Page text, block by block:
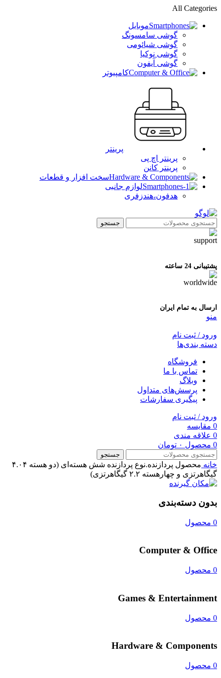
All Categories
موبایل
گوشی سامسونگ
گوشی شیائومی
گوشی نوکیا
گوشی آیفون
کامپیوتر
پرینتر
پرینتر اچ پی
پرینتر کانن
سخت افزار و قطعات
لوازم جانبی
هدفون،هندزفری
جستجو
پشتیبانی 24 ساعته
ارسال به تمام ایران
منو
ورود / ثبت نام
دسته بندی‌ها
فروشگاه
تماس با ما
وبلاگ
پرسش‌های متداول
پیگیری سفارشات
ورود / ثبت نام
0 مقایسه
0 علاقه مندی
0 محصول ۰ تومان
جستجو
خانه محصول پردازنده.نوع پردازنده
شش هسته‌ای (دو هسته ۴.۰۴
گیگاهرتزی و چهارهسته ۲.۲ گیگاهرتزی)
بدون دسته‌بندی
0 محصول
Computer & Office
0 محصول
Games & Entertainment
0 محصول
Hardware & Components
0 محصول